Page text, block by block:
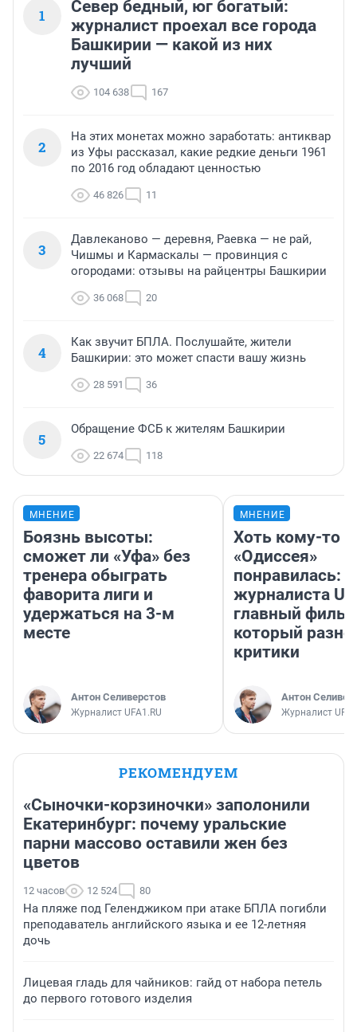
1
Север бедный, юг богатый:
журналист проехал все города
Башкирии — какой из них
лучший
104 638 167
2
На этих монетах можно заработать: антиквар
из Уфы рассказал, какие редкие деньги 1961
по 2016 год обладают ценностью
46 826 11
3
Давлеканово — деревня, Раевка — не рай,
Чишмы и Кармаскалы — провинция с
огородами: отзывы на райцентры Башкирии
36 068 20
4
Как звучит БПЛА. Послушайте, жители
Башкирии: это может спасти вашу жизнь
28 591 36
5
Обращение ФСБ к жителям Башкирии
22 674 118
МНЕНИЕ
Боязнь высоты:
сможет ли «Уфа» без
тренера обыграть
фаворита лиги и
удержаться на 3-м
месте
Антон Селиверстов
Журналист UFA1.RU
МНЕНИЕ
Хоть кому-то
«Одиссея»
понравилась:
журналиста
главный
который
критики
Антон
Журналист
РЕКОМЕНДУЕМ
«Сыночки-корзиночки» заполонили
Екатеринбург: почему уральские
парни массово оставили жен без
цветов
12 часов 12 524 80
На пляже под Геленджиком при атаке БПЛА погибли
преподаватель английского языка и ее 12-летняя
дочь
Лицевая гладь для чайников: гайд от набора петель
до первого готового изделия